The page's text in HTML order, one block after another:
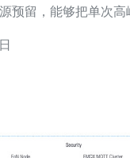
预留，能够把单次高
年度或多月订阅以拿